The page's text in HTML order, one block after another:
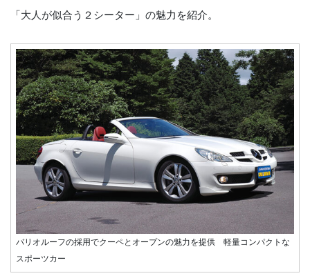
「大人が似合う２シーター」の魅力を紹介。
バリオルーフの採用でクーペとオープンの魅力を提供 軽量コンパクトな
スポーツカー